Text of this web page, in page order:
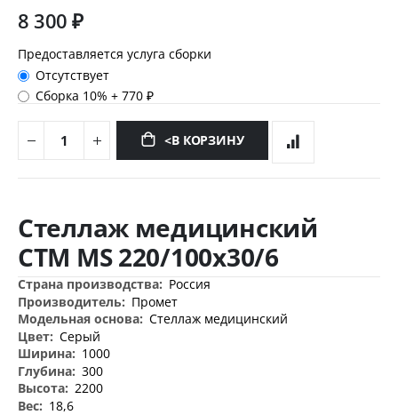
8 300 ₽
Предоставляется услуга сборки
Отсутствует
Сборка 10%+770 ₽
<В КОРЗИНУ
началу
изображений
Стеллаж медицинский
СТМ MS 220/100х30/6
Дополнительная
информация
Россия
Промет
Стеллаж медицинский
Серый
1000
300
2200
18,6